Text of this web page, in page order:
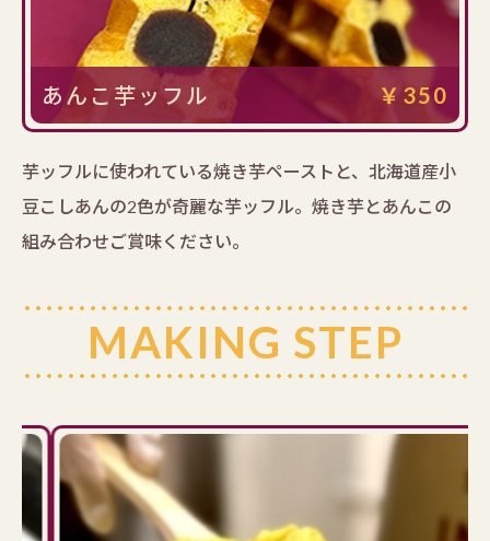
あんこ芋ッフル ￥350
芋ッフルに使われている焼き芋ペーストと、北海道産小
豆こしあんの2色が奇麗な芋ッフル。焼き芋とあんこの
組み合わせご賞味ください。
MAKING STEP